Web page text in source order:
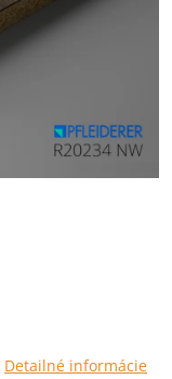
Detailné informácie